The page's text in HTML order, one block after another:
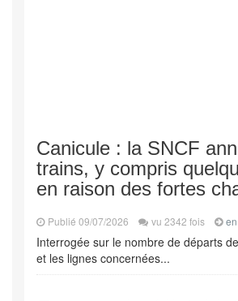
Canicule : la SNCF
trains, y compris
en raison des fortes
Publié 09/07/2026 vu 2342 fois
Interrogée sur le nombre de départs
et les lignes concernées...